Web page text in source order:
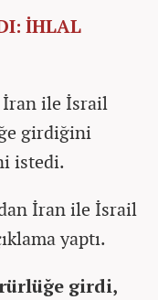
İHLAL
İran ile İsrail
girdiğini
istedi.
İran ile İsrail
yaptı.
girdi,